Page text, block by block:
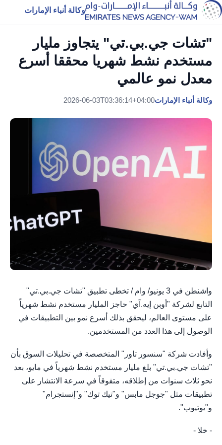
وكالة أنباء الإمارات
"تشات جي.بي.تي" يتجاوز مليار
مستخدم نشط شهريا محققا أسرع
معدل نمو عالمي
وكالة أنباء الإمارات2026-06-03T03:36:14+04:00
واشنطن في 3 يونيو/ وام / تخطى تطبيق "تشات جي.بي.تي"
التابع لشركة "أوبن إيه.آي" حاجز المليار مستخدم نشط شهرياً
على مستوى العالم، ليحقق بذلك أسرع نمو بين التطبيقات في
الوصول إلى هذا العدد من المستخدمين.
وأفادت شركة "سنسور تاور" المتخصصة في تحليلات السوق بأن
"تشات جي.بي.تي" بلغ مليار مستخدم نشط شهرياً في مايو، بعد
نحو ثلاث سنوات من إطلاقه، متفوقاً في سرعة الانتشار على
تطبيقات مثل "جوجل مابس" و"تيك توك" و"إنستجرام"
و"يوتيوب".
- خلا -